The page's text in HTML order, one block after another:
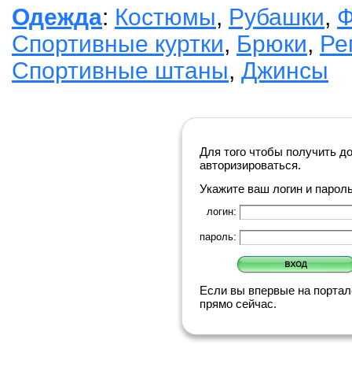
Одежда: Костюмы, Рубашки,
Спортивные куртки, Брюки,
Спортивные штаны, Джинсы
Для того чтобы получить
авторизироваться.
Укажите ваш логин и
логин:
пароль:
Если вы впервые на
прямо сейчас.